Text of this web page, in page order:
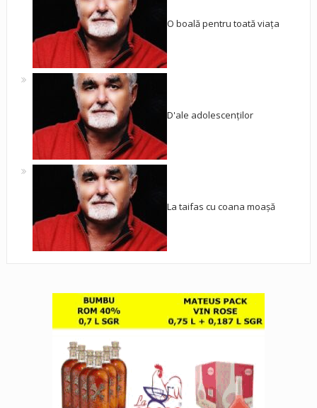
O boală pentru toată viața
D'ale adolescenților
La taifas cu coana moașă